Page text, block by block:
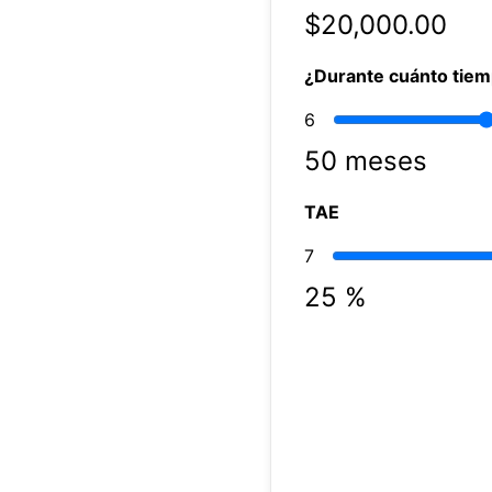
$20,000.00
¿Durante cuánto
6
50 meses
TAE
7
25 %